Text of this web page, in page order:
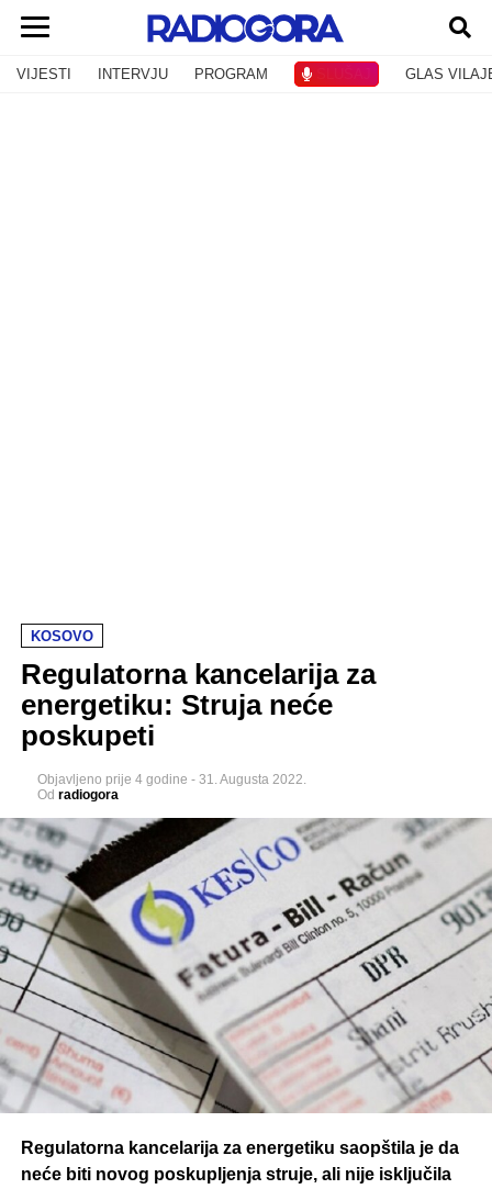
VIJESTI INTERVJU PROGRAM SLUŠAJ GLAS
KOSOVO
Regulatorna kancelarija za
energetiku: Struja neće
poskupeti
Objavljeno prije 4 godine - 31. Augusta 2022.
Od radiogora
Regulatorna kancelarija za energetiku saopštila je da
neće biti novog poskupljenja struje, ali nije isključila